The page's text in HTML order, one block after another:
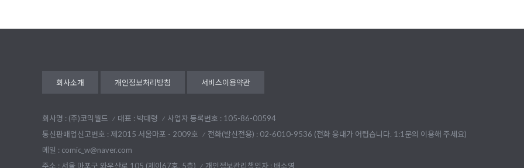
회사소개 개인정보처리방침 서비스이용약관
회사명 : (주)코믹월드 대표 : 박대령
사업자 등록번호 : 105-86-00594
통신판매업신고번호 : 제2015 서울마포 - 2009호
전화(발신전용) : 02-6010-9536 (전화 응대가 어렵습니다. 1:1문의 이용해 주세요)
메일 : comic_w@naver.com
주소 : 서울 마포구 와우산로 105 (제이67호, 5층)
개인정보관리책임자 : 배소영